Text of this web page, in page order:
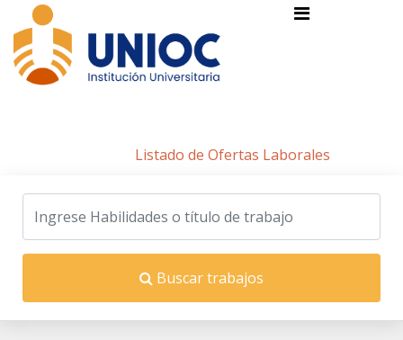
Listado de Ofertas Laborales
Buscar trabajos